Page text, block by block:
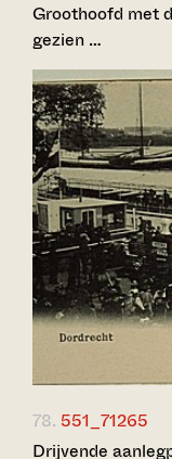
Groothoofd met
gezien …
78. 551_71265
Drijvende